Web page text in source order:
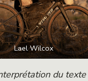
Lael Wilcox
du texte